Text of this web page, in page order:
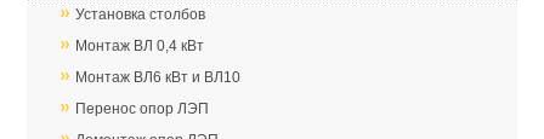
Установка столбов
Монтаж ВЛ 0,4 кВт
Монтаж ВЛ6 кВт и ВЛ10
Перенос опор ЛЭП